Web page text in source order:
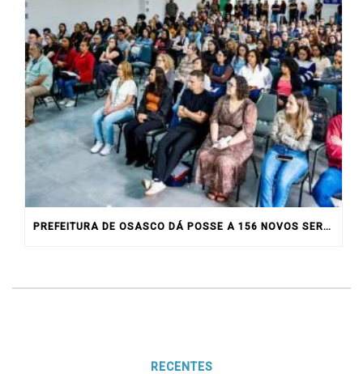
PREFEITURA DE OSASCO DÁ POSSE A 156 NOVOS SERVIDORES
RECENTES